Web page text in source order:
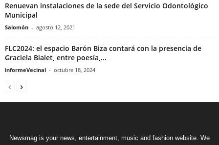
Renuevan instalaciones de la sede del Servicio Odontológico
Municipal
Salomón - agosto 12, 2021
FLC2024: el espacio Barón Biza contará con la presencia de
Graciela Bialet, entre poesía,...
informeVecinal - octubre 18, 2024
Newsmag is your news, entertainment, music and fashion website. We